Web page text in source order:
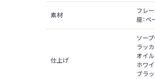
素材
フレー
座：ペ
仕上げ
ソー
ラッ
オイ
ホワ
ブラ